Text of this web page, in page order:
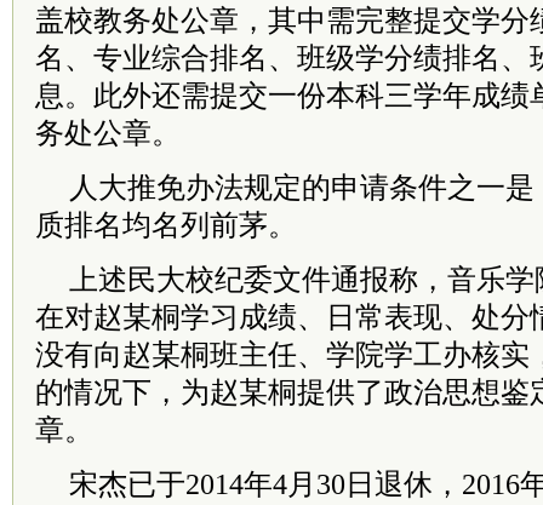
盖校教务处公章，其中需完整提交学分
名、专业综合排名、班级学分绩排名、
息。此外还需提交一份本科三学年成绩
务处公章。
人大推免办法规定的申请条件之一
质排名均名列前茅。
上述民大校纪委文件通报称，音乐
在对赵某桐学习成绩、日常表现、处分
没有向赵某桐班主任、学院学工办核实
的情况下，为赵某桐提供了政治思想鉴
章。
宋杰已于2014年4月30日退休，2016